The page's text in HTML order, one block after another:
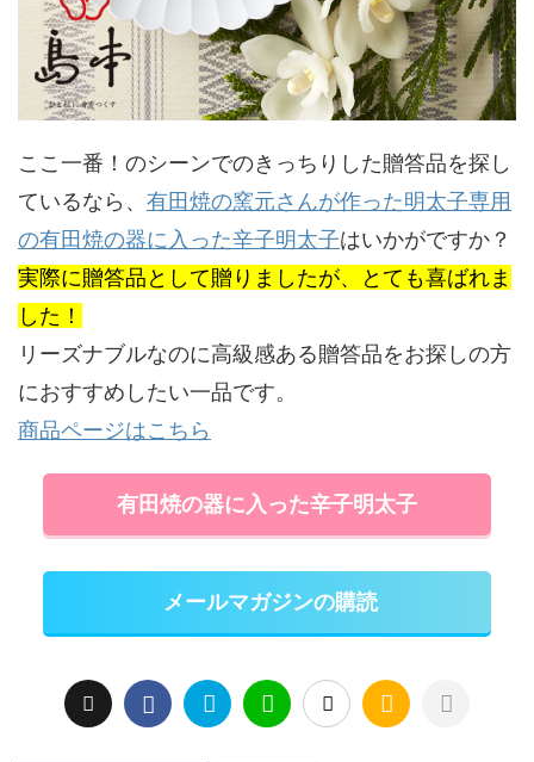
ここ一番！のシーンでのきっちりした贈答品を探し
ているなら、 有田焼の窯元さんが作った明太子専用
の有田焼の器に入った辛子明太子はいかがですか？
実際に贈答品として贈りましたが、とても喜ばれま
した！
リーズナブルなのに高級感ある贈答品をお探しの方
におすすめしたい一品です。
商品ページはこちら
有田焼の器に入った辛子明太子
メールマガジンの購読